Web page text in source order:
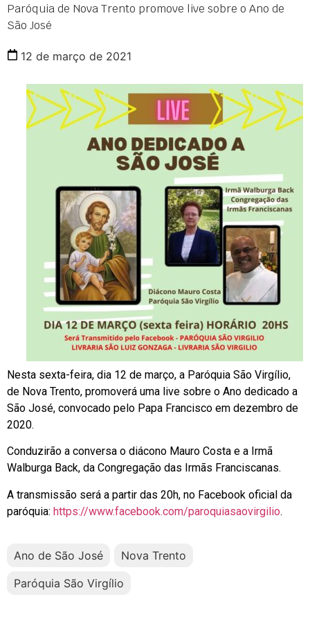
Paróquia de Nova Trento promove live sobre o Ano de
São José
12 de março de 2021
Nesta sexta-feira, dia 12 de março, a Paróquia São Virgílio,
de Nova Trento, promoverá uma live sobre o Ano dedicado a
São José, convocado pelo Papa Francisco em dezembro de
2020.
Conduzirão a conversa o diácono Mauro Costa e a Irmã
Walburga Back, da Congregação das Irmãs Franciscanas.
A transmissão será a partir das 20h, no Facebook oficial da
paróquia: https://www.facebook.com/paroquiasaovirgilio.
Ano de São José
Nova Trento
Paróquia São Virgílio